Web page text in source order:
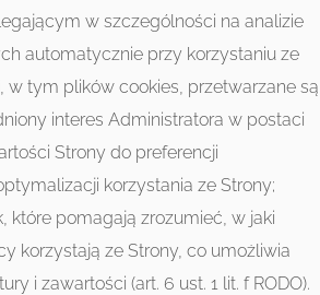
w szczególności na analizie
automatycznie przy korzystaniu ze
w tym plików cookies, przetwarzane są
interes Administratora w postaci
Strony do preferencji
korzystania ze Strony;
które pomagają zrozumieć, w jaki
korzystają ze Strony, co umożliwia
i zawartości (art. 6 ust. 1 lit. f RODO).